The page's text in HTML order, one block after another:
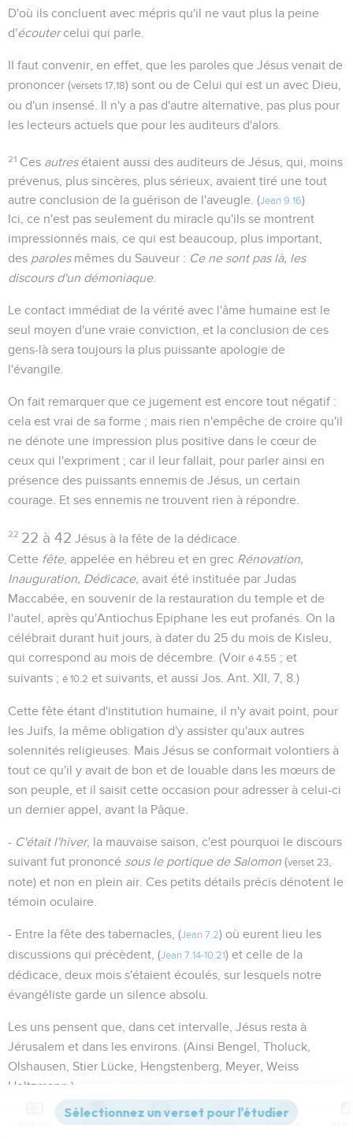
D'où ils concluent avec mépris qu'il ne vaut plus la peine
d'écoutercelui qui parle.
II faut convenir, en effet, que les paroles que Jésus venait de
prononcer (versets 17,18) sont ou de Celui qui est un avec Dieu,
ou d'un insensé. Il n'y a pas d'autre alternative, pas plus pour
les lecteurs actuels que pour les auditeurs d'alors.
21 Ces autresétaient aussi des auditeurs de Jésus, qui, moins
prévenus, plus sincères, plus sérieux, avaient tiré une tout
autre conclusion de la guérison de l'aveugle. (Jean 9.16)
Ici, ce n'est pas seulement du miracle qu'ils se montrent
impressionnés mais, ce qui est beaucoup, plus important,
des parolesmêmes du Sauveur : Ce ne sont pas là, les
discours d'un démoniaque.
Le contact immédiat de la vérité avec l'âme humaine est le
seul moyen d'une vraie conviction, et la conclusion de ces
gens-là sera toujours la plus puissante apologie de
l'évangile.
On fait remarquer que ce jugement est encore tout négatif :
cela est vrai de sa forme ; mais rien n'empêche de croire qu'il
ne dénote une impression plus positive dans le cœur de
ceux qui l'expriment ; car il leur fallait, pour parler ainsi en
présence des puissants ennemis de Jésus, un certain
courage. Et ses ennemis ne trouvent rien à répondre.
22 22 à 42 Jésus à la fête de la dédicace.
Cette fête, appelée en hébreu et en grec Rénovation,
Inauguration, Dédicace, avait été instituée par Judas
Maccabée, en souvenir de la restauration du temple et de
l'autel, après qu'Antiochus Epiphane les eut profanés. On la
célébrait durant huit jours, à dater du 25 du mois de Kisleu,
qui correspond au mois de décembre. (Voir é 4.55 ; et
suivants ; é 10.2 et suivants, et aussi Jos. Ant. XII, 7, 8.)
Cette fête étant d'institution humaine, il n'y avait point, pour
les Juifs, la même obligation d'y assister qu'aux autres
solennités religieuses. Mais Jésus se conformait volontiers à
tout ce qu'il y avait de bon et de louable dans les mœurs de
son peuple, et il saisit cette occasion pour adresser à celui-ci
un dernier appel, avant la Pâque.
- C'était l'hiver, la mauvaise saison, c'est pourquoi le discours
suivant fut prononcé sous le portique de Salomon (verset 23
note) et non en plein air. Ces petits détails précis dénotent le
témoin oculaire.
- Entre la fête des tabernacles, (Jean 7.2) où eurent lieu les
discussions qui précèdent, (Jean 7.14-10.21) et celle de la
dédicace, deux mois s'étaient écoulés, sur lesquels notre
évangéliste garde un silence absolu.
Les uns pensent que, dans cet intervalle, Jésus resta à
Jérusalem et dans les environs. (Ainsi Bengel, Tholuck,
Olshausen, Stier Lücke, Hengstenberg, Meyer, Weiss
Holtzmann.)
Mais, objectent d'autres, est il probable que le Sauveur ait pu
Versions Commentaires Strong